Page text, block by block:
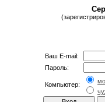
Ваш E-mail:
Пароль:
Компьютер: